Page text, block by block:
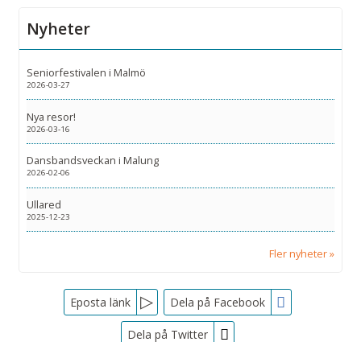
Nyheter
Seniorfestivalen i Malmö
2026-03-27
Nya resor!
2026-03-16
Dansbandsveckan i Malung
2026-02-06
Ullared
2025-12-23
Fler nyheter
FacebookEposta länk Dela på Facebook
Dela på Twitter